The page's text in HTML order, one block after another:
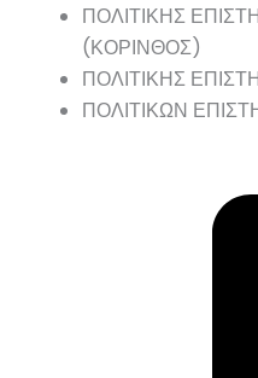
ΠΟΛΙΤΙΚΗΣ
(ΚΟΡΙΝΘΟΣ)
ΠΟΛΙΤΙΚΗΣ
ΠΟΛΙΤΙΚΩΝ